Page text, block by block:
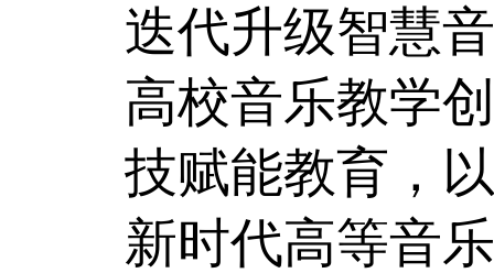
迭代升级智慧
高校音乐教学
技赋能教育，
新时代高等音